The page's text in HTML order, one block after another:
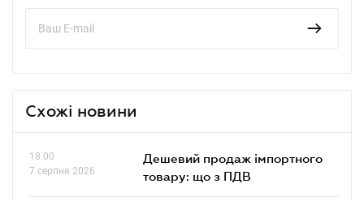
Схожі новини
18.00
7 серпня 2026
Дешевий продаж імпортного
товару: що з ПДВ